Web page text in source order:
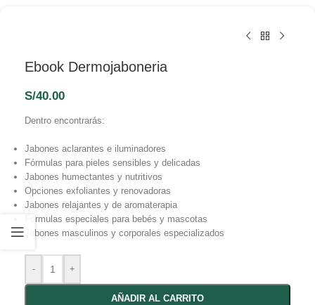
Ebook Dermojaboneria
S/40.00
Dentro encontrarás:
Jabones aclarantes e iluminadores
Fórmulas para pieles sensibles y delicadas
Jabones humectantes y nutritivos
Opciones exfoliantes y renovadoras
Jabones relajantes y de aromaterapia
Fórmulas especiales para bebés y mascotas
Jabones masculinos y corporales especializados
- +
AÑADIR AL CARRITO